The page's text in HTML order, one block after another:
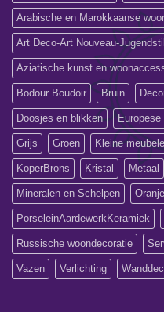
Arabische en Marokkaanse
Art Deco-Art Nouveau-Jugendstil
Aziatische kunst en
Bodour Boudoir Bruin
Doosjes en blikken
Grijs Groen Kleine
KoperBrons Kristal Metaal
Mineralen en Schelpen Oranje
PorseleinAardewerkKeramiek
Russische woondecoratie
Vazen Verlichting